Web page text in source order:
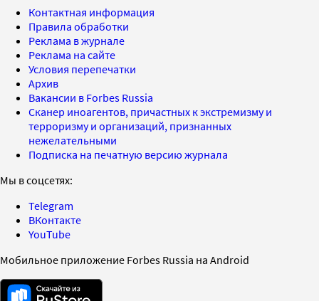
Контактная информация
Правила обработки
Реклама в журнале
Реклама на сайте
Условия перепечатки
Архив
Вакансии в Forbes Russia
Сканер иноагентов, причастных к экстремизму и
терроризму и организаций, признанных
нежелательными
Подписка на печатную версию журнала
Мы в соцсетях:
Telegram
ВКонтакте
YouTube
Мобильное приложение Forbes Russia на Android